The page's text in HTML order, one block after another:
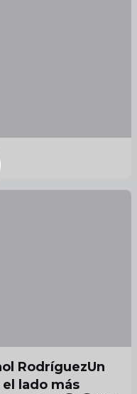
RodríguezUn
lado más